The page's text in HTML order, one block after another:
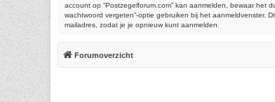
account op “Postzegelforum.com” kan aanmelden, bewaar het
wachtwoord vergeten”-optie gebruiken bij het aanmeldvenster.
mailadres, zodat je je opnieuw kunt aanmelden.
Forumoverzicht